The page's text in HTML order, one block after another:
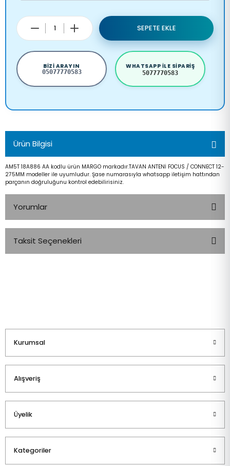
SEPETE EKLE
BIZI ARAYIN
05077770583
WHATSAPP ILE SIPARIŞ
5077770583
Ürün Bilgisi
AM5T 18A886 AA kodlu ürün MARGO markadır.TAVAN ANTENİ FOCUS / CONNECT 12-
275MM modeller ile uyumludur. Şase numarasıyla whatsapp iletişim hattından
parçanın doğruluğunu kontrol edebilirisiniz.
Yorumlar
Taksit Seçenekleri
Kurumsal
Alışveriş
Üyelik
Kategoriler